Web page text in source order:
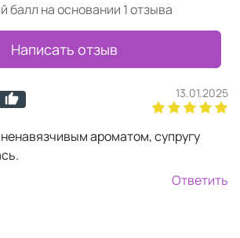
балл на основании 1 отзыва
Написать отзыв
13.01.2025
ароматом, супругу
Ответить